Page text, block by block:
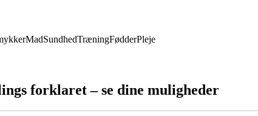
MadSundhedTræningFødderPleje
forklaret – se dine muligheder